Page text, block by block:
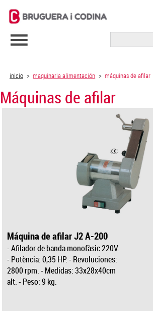
inicio > maquinaria alimentación > máquinas de afilar
Máquinas de afilar
Máquina de afilar J2 A-200
- Afilador de banda monofàsic 220V.
- Potència: 0,35 HP. - Revoluciones:
2800 rpm. - Medidas: 33x28x40cm
alt. - Peso: 9 kg.